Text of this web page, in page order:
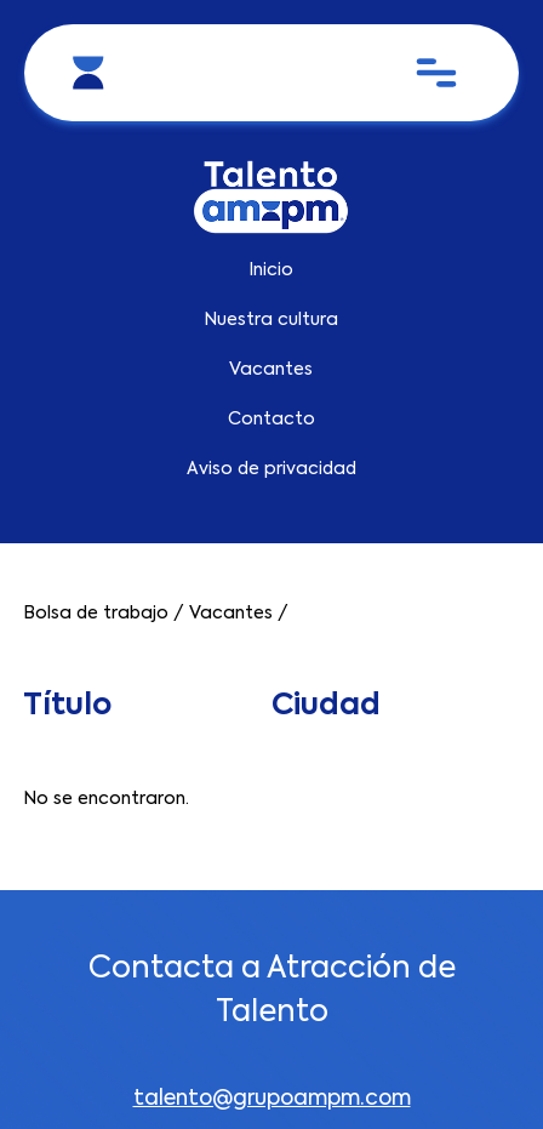
Inicio
Nuestra cultura
Vacantes
Contacto
Aviso de privacidad
Bolsa de trabajo / Vacantes /
Título Ciudad
No se encontraron.
Contacta a Atracción de
Talento
talento@grupoampm.com